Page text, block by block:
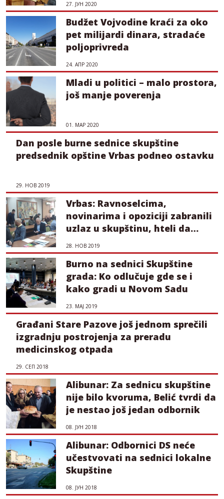
27. ЈУН 2020
Budžet Vojvodine kraći za oko
pet milijardi dinara, stradaće
poljoprivreda
24. АПР 2020
Mladi u politici – malo prostora,
još manje poverenja
01. МАР 2020
Dan posle burne sednice skupštine
predsednik opštine Vrbas podneo ostavku
29. НОВ 2019
Vrbas: Ravnoselcima,
novinarima i opoziciji zabranili
uzlaz u skupštinu, hteli da
pričaju o vodi
28. НОВ 2019
Burno na sednici Skupštine
grada: Ko odlučuje gde se i
kako gradi u Novom Sadu
23. МАЈ 2019
Građani Stare Pazove još jednom sprečili
izgradnju postrojenja za preradu
medicinskog otpada
29. СЕП 2018
Alibunar: Za sednicu skupštine
nije bilo kvoruma, Belić tvrdi da
je nestao još jedan odbornik
08. ЈУН 2018
Alibunar: Odbornici DS neće
učestvovati na sednici lokalne
Skupštine
08. ЈУН 2018